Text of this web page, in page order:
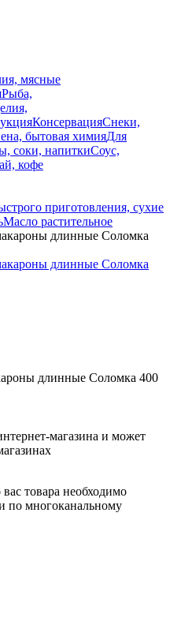
мясные
Рыба,
КонсервацияСнеки,
бытовая химияДля
соки, напиткиСоус,
кофе
приготовления, сухие
Масло растительное
длинные Соломка
длинные Соломка 400
магазина и может
товара необходимо
по многоканальному